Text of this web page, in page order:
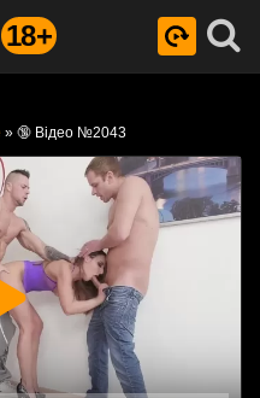
18+
» 🔞 Відео №2043